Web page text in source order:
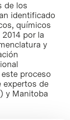
de los
identificado
químicos
por la
y
proceso
expertos de
y Manitoba